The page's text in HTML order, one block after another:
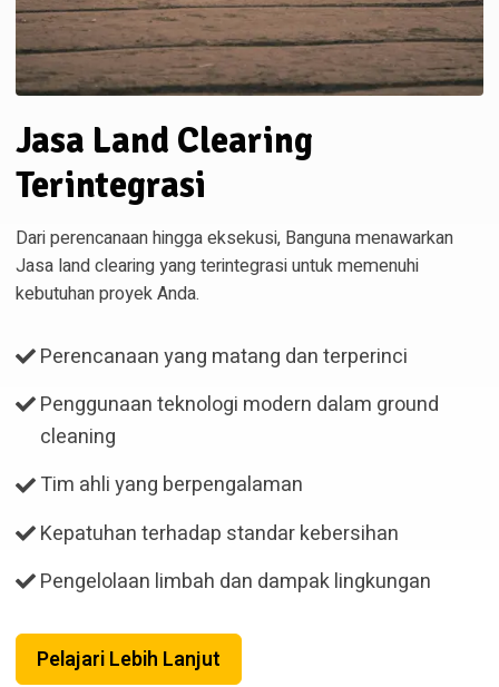
Jasa Land Clearing
Terintegrasi
Dari perencanaan hingga eksekusi, Banguna menawarkan
Jasa land clearing yang terintegrasi untuk memenuhi
kebutuhan proyek Anda.
Perencanaan yang matang dan terperinci
Penggunaan teknologi modern dalam ground
cleaning
Tim ahli yang berpengalaman
Kepatuhan terhadap standar kebersihan
Pengelolaan limbah dan dampak lingkungan
Pelajari Lebih Lanjut